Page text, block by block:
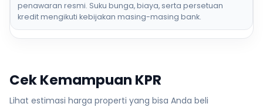
penawaran resmi. Suku bunga, biaya, serta persetuan
kredit mengikuti kebijakan masing-masing bank.
Cek Kemampuan KPR
Lihat estimasi harga properti yang bisa Anda beli